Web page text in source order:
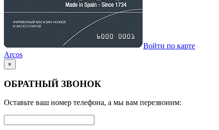
Войти по карте
Arcos
×
ОБРАТНЫЙ ЗВОНОК
Оставьте ваш номер телефона, а мы вам перезвоним: